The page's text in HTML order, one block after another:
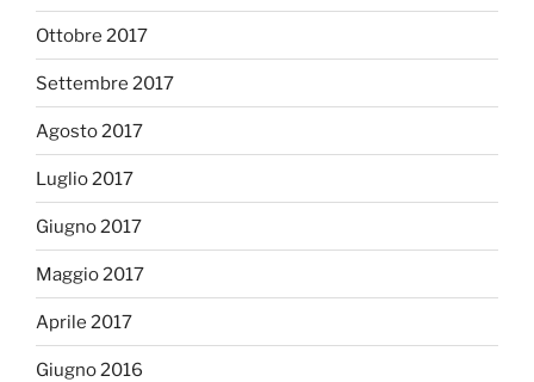
Ottobre 2017
Settembre 2017
Agosto 2017
Luglio 2017
Giugno 2017
Maggio 2017
Aprile 2017
Giugno 2016